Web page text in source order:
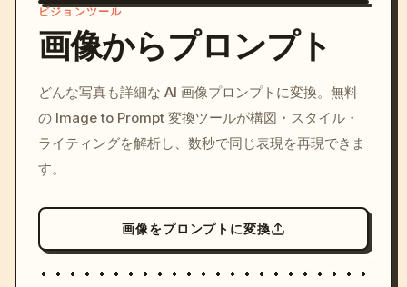
c, cyberpunk sunset, neon
colors, 8k --v 6.0
ビジョンツール
画像からプロンプト
どんな写真も詳細な AI 画像プロンプトに変換。無料
の Image to Prompt 変換ツールが構図・スタイル・
ライティングを解析し、数秒で同じ表現を再現できま
す。
画像をプロンプトに変換